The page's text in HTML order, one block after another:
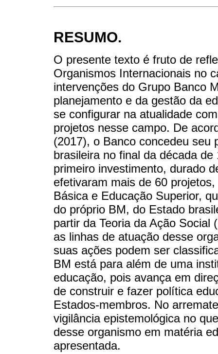
RESUMO.
O presente texto é fruto de
Organismos Internacionais no
intervenções do Grupo Banco
planejamento e da gestão da
se configurar na atualidade
projetos nesse campo. De
(2017), o Banco concedeu seu
brasileira no final da década
primeiro investimento, durado
efetivaram mais de 60
Básica e Educação Superior,
do próprio BM, do Estado
partir da Teoria da Ação Social
as linhas de atuação desse
suas ações podem ser
BM está para além de uma
educação, pois avança em
de construir e fazer política
Estados-membros. No
vigilância epistemológica no
desse organismo em matéria
apresentada.